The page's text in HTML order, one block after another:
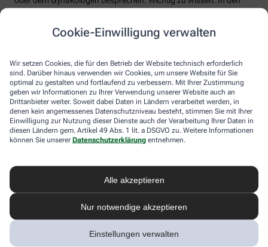
Cookie-Einwilligung verwalten
Wir setzen Cookies, die für den Betrieb der Website technisch erforderlich
sind. Darüber hinaus verwenden wir Cookies, um unsere Website für Sie
optimal zu gestalten und fortlaufend zu verbessern. Mit Ihrer Zustimmung
geben wir Informationen zu Ihrer Verwendung unserer Website auch an
Drittanbieter weiter. Soweit dabei Daten in Ländern verarbeitet werden, in
denen kein angemessenes Datenschutzniveau besteht, stimmen Sie mit Ihrer
Einwilligung zur Nutzung dieser Dienste auch der Verarbeitung Ihrer Daten in
diesen Ländern gem. Artikel 49 Abs. 1 lit. a DSGVO zu. Weitere Informationen
können Sie unserer Datenschutzerklärung entnehmen.
Alle akzeptieren
Nur notwendige akzeptieren
Einstellungen verwalten
meisten Fällen verschwinden die Probleme mit den
Regelmäßig heftige Regelschmerzen sollten Frauen deshalb ernst
nehmen und ärztlich abklären lassen. Und sich auf keinen Fall
einreden lassen, sie seien normal.
Sie sich hier an.